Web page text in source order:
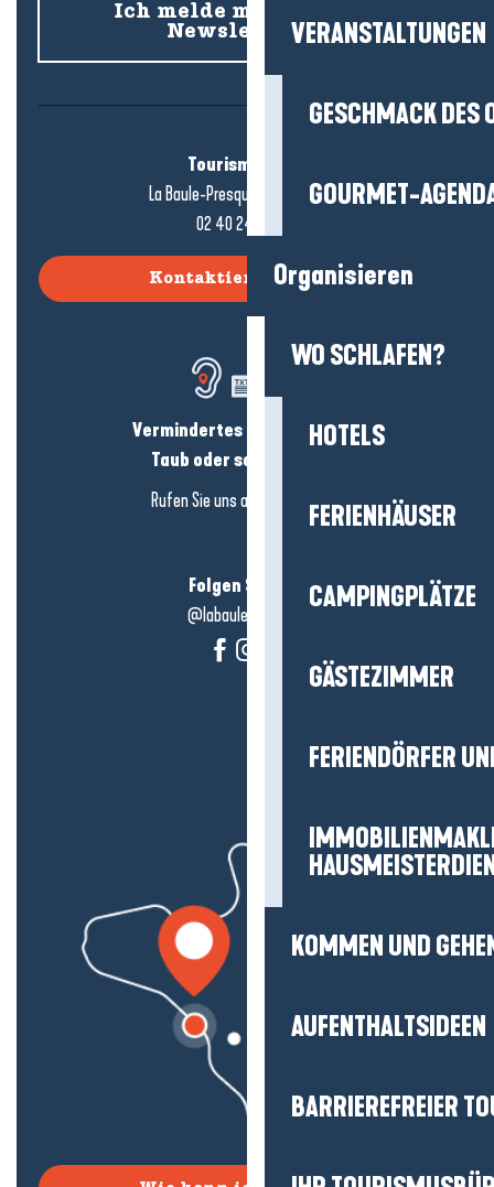
VERANSTALTUNGEN
GESCHMACK DES
GOURMET-
Organisieren
WO SCHLAFEN?
HOTELS
FERIENHÄUSER
CAMPINGPLÄTZE
GÄSTEZIMMER
FERIENDÖRFER
KOMMEN UND
AUFENTHALTSIDEEN
BARRIEREFREIER
Ich melde mich für den
Newsletter an
Tourismusbüro
La Baule-Presqu'île de Guérande
02 40 24 34 44
Kontaktieren Sie uns
Vermindertes Hörvermögen?
Taub oder schwerhörig?
Rufen Sie uns an in
hier klicken
Folgen Sie uns!
@labauleguérande